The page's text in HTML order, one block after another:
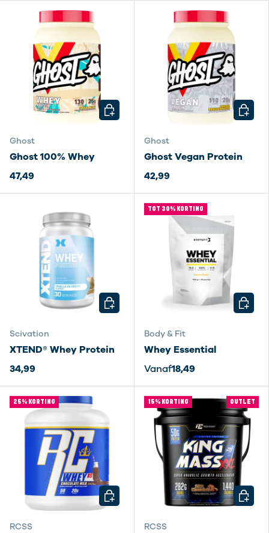
Ghost
Ghost 100% Whey
47,49
KIES MOGELIJKHEDEN
Ghost
Ghost Vegan Protein
42,99
KIES
Scivation
XTEND® Whey Protein
34,99
KIES MOGELIJKHEDEN
TOT 30% KORTING
Body & Fit
Whey Essential
Vanaf18,49
KIES
25% KORTING
RCSS
KIES MOGELIJKHEDEN
15% KORTING OUTLET
RCSS
KIES